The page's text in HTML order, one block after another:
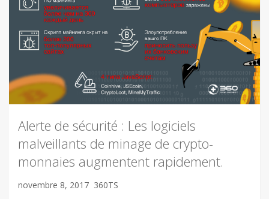
Alerte de sécurité : Les logiciels
malveillants de minage de crypto-
monnaies augmentent rapidement.
novembre 8, 2017 360TS